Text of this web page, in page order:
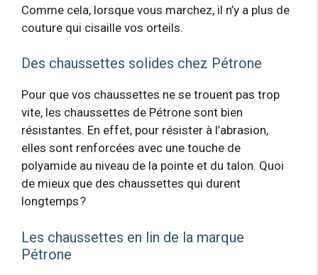
Comme cela, lorsque vous marchez, il n’y a plus de
couture qui cisaille vos orteils.
Des chaussettes solides chez Pétrone
Pour que vos chaussettes ne se trouent pas trop
vite, les chaussettes de Pétrone sont bien
résistantes. En effet, pour résister à l’abrasion,
elles sont renforcées avec une touche de
polyamide au niveau de la pointe et du talon. Quoi
de mieux que des chaussettes qui durent
longtemps ?
Les chaussettes en lin de la marque
Pétrone